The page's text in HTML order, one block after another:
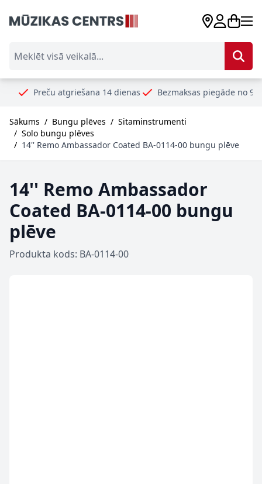
atgriešana 14 dienas Bezmaksas piegāde no 99€
Sākums / Bungu plēves / Sitaminstrumenti
/ Solo bungu plēves
/ 14'' Remo Ambassador Coated BA-0114-00 bungu plēve
14'' Remo Ambassador
Coated BA-0114-00 bungu
plēve
Produkta kods: BA-0114-00